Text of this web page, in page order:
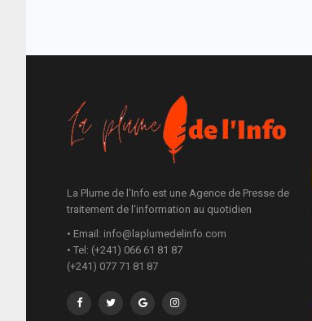
La Plume de l'Info est une Agence de Presse de
traitement de l'information au quotidien
• Email: info@laplumedelinfo.com
• Tel: (+241) 066 61 81 87
(+241) 077 71 81 87